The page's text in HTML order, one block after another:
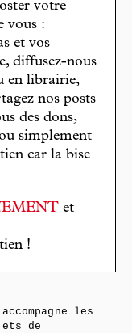
votre
vous :
et vos
diffusez-nous
en librairie,
nos posts
des dons,
simplement
car la bise
et
!
les
de